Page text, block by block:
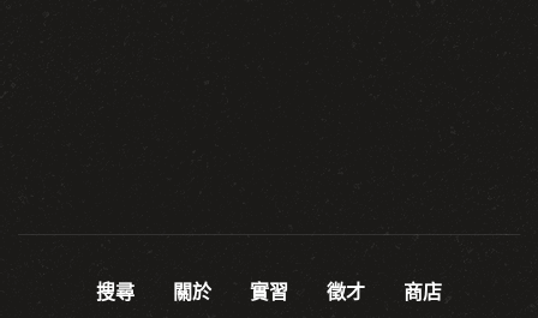
搜尋 關於 實習 徵才 商店